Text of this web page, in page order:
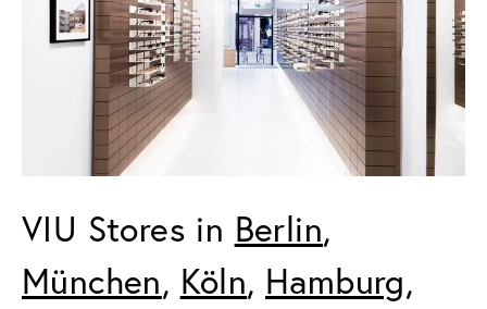
VIU Stores in Berlin,
München, Köln, Hamburg,